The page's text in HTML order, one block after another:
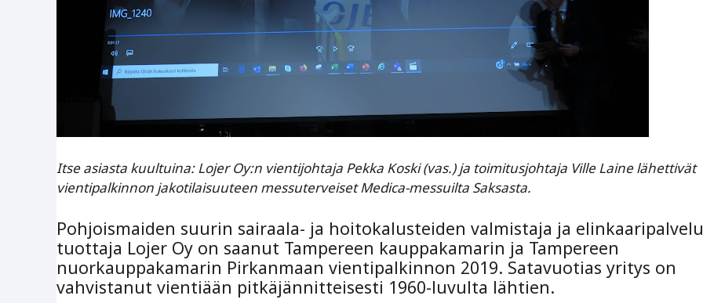
Itse asiasta kuultuina: Lojer Oy:n vientijohtaja Pekka Koski (vas.) ja toimitusjohtaja Ville Laine lähettivät
vientipalkinnon jakotilaisuuteen messuterveiset Medica-messuilta Saksasta.
Pohjoismaiden suurin sairaala- ja hoitokalusteiden valmistaja ja
tuottaja Lojer Oy on saanut Tampereen kauppakamarin ja Tampereen
nuorkauppakamarin Pirkanmaan vientipalkinnon 2019. Satavuotias yritys on
vahvistanut vientiään pitkäjännitteisesti 1960-luvulta lähtien.